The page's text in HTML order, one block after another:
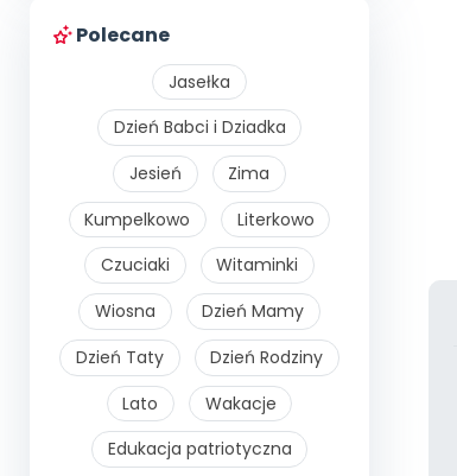
Polecane
Jasełka
Dzień Babci i Dziadka
Jesień
Zima
Kumpelkowo
Literkowo
Czuciaki
Witaminki
Wiosna
Dzień Mamy
Dzień Taty
Dzień Rodziny
Lato
Wakacje
Edukacja patriotyczna